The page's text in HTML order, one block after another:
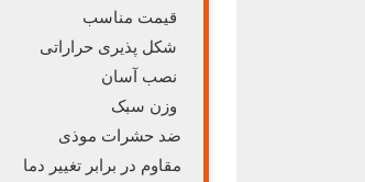
قیمت مناسب
شکل پذیری حراراتی
نصب آسان
وزن سبک
ضد حشرات موذی
مقاوم در برابر تغییر دما